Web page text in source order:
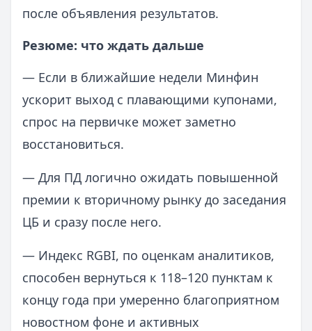
после объявления результатов.
Резюме: что ждать дальше
— Если в ближайшие недели Минфин
ускорит выход с плавающими купонами,
спрос на первичке может заметно
восстановиться.
— Для ПД логично ожидать повышенной
премии к вторичному рынку до заседания
ЦБ и сразу после него.
— Индекс RGBI, по оценкам аналитиков,
способен вернуться к 118–120 пунктам к
концу года при умеренно благоприятном
новостном фоне и активных